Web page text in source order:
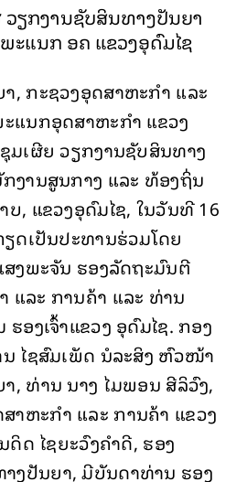
ຽກງານຊັບສິນທາງປັນຍາ
ແນກ ອຄ ແຂວງອຸດົມໄຊ
, ກະຊວງອຸດສາຫະກໍາ ແລະ
ແນກອຸດສາຫະກໍາ ແຂວງ
ມເຜີຍ ວຽກງານຊັບສິນທາງ
ງານສູນກາງ ແລະ ທ້ອງຖິ່ນ
, ແຂວງອຸດົມໄຊ, ໃນວັນທີ 16
ດເປັນປະທານຮ່ວມໂດຍ
ງພະຈັນ ຮອງລັດຖະມົນຕີ
ແລະ ການຄ້າ ແລະ ທ່ານ
ອງເຈົ້າແຂວງ ອຸດົມໄຊ. ກອງ
ໄຊສົມເພັດ ນໍລະສິງ ຫົວໜ້າ
, ທ່ານ ນາງ ໄມພອນ ສີລິວົງ,
ຫະກໍາ ແລະ ການຄ້າ ແຂວງ
ດິດ ໄຊຍະວົງຄໍາດີ, ຮອງ
ປັນຍາ, ມີບັນດາທ່ານ ຮອງ